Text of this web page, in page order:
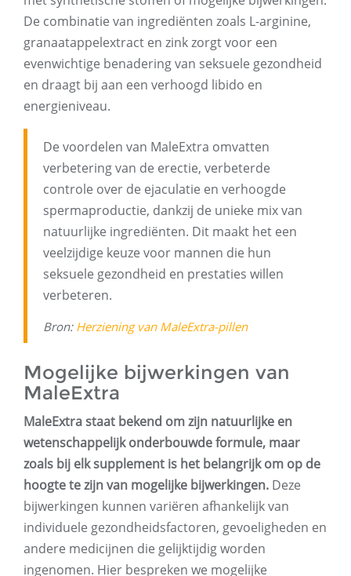
De combinatie van ingrediënten zoals L-arginine,
granaatappelextract en zink zorgt voor een
evenwichtige benadering van seksuele gezondheid
en draagt ​​bij aan een verhoogd libido en
energieniveau.
De voordelen van MaleExtra omvatten
verbetering van de erectie, verbeterde
controle over de ejaculatie en verhoogde
spermaproductie, dankzij de unieke mix van
natuurlijke ingrediënten. Dit maakt het een
veelzijdige keuze voor mannen die hun
seksuele gezondheid en prestaties willen
verbeteren.
Bron: Herziening van MaleExtra-pillen
Mogelijke bijwerkingen van
MaleExtra
MaleExtra staat bekend om zijn natuurlijke en
wetenschappelijk onderbouwde formule, maar
zoals bij elk supplement is het belangrijk om op de
hoogte te zijn van mogelijke bijwerkingen. Deze
bijwerkingen kunnen variëren afhankelijk van
individuele gezondheidsfactoren, gevoeligheden en
andere medicijnen die gelijktijdig worden
ingenomen. Hier bespreken we mogelijke